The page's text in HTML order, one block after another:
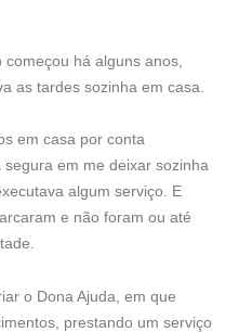
há alguns anos,
as tardes sozinha em casa.
em casa por conta
em me deixar sozinha
algum serviço. E
e não foram ou até
o Dona Ajuda, em que
prestando um serviço